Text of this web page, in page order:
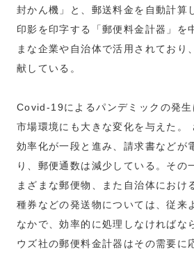
封かん機」と、郵送料金を自動計算
印影を印字する「郵便料金計器」を
まな企業や自治体で活用されており
献している。
Covid-19によるパンデミックの発生
市場環境にも大きな変化を与えた。
効率化が一段と進み、請求書などが
り、郵便通数は減少している。その
まざまな郵便物、また自治体におけ
種券などの発送物については、従来
なかで、効率的に処理しなければな
ウズ社の郵便料金計器はその需要に